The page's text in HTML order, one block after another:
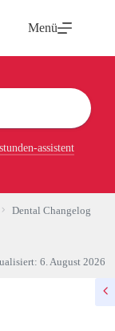
Menü
assistent
Dental Changelog
6. August 2026